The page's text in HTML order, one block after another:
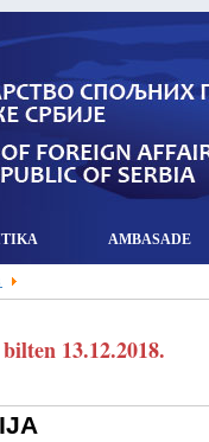
AMBASADE
13.12.2018.